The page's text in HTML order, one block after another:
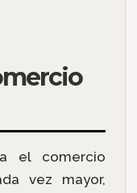
el comercio
vez mayor,